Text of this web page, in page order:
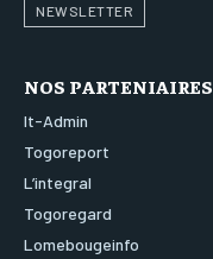
NEWSLETTER
NOS PARTENIAIRES
It-Admin
Togoreport
L’integral
Togoregard
Lomebougeinfo